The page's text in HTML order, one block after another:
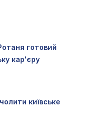
готовий
кар'єру
київське